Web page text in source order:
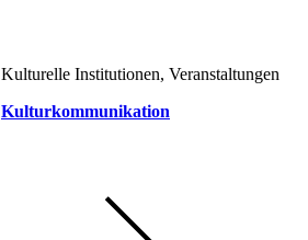
Kulturelle Institutionen, Veranstaltungen
Kulturkommunikation